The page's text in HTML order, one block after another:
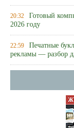
20:32 Готовый
2026 году
22:59 Печатные
рекламы — разбор